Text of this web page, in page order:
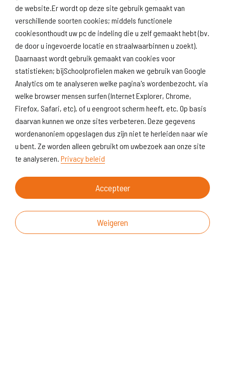
de website.Er wordt op deze site gebruik gemaakt van
verschillende soorten cookies; middels functionele
cookiesonthoudt uw pc de indeling die u zelf gemaakt hebt (bv.
de door u ingevoerde locatie en straalwaarbinnen u zoekt).
Daarnaast wordt gebruik gemaakt van cookies voor
statistieken; bijSchoolprofielen maken we gebruik van Google
Analytics om te analyseren welke pagina's wordenbezocht, via
welke browser mensen surfen (Internet Explorer, Chrome,
Firefox, Safari, etc), of u eengroot scherm heeft, etc. Op basis
daarvan kunnen we onze sites verbeteren. Deze gegevens
wordenanoniem opgeslagen dus zijn niet te herleiden naar wie
u bent. Ze worden alleen gebruikt om uwbezoek aan onze site
te analyseren. Privacy beleid
Accepteer
Weigeren
Naar scholenopdekaart.nl